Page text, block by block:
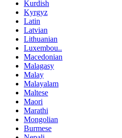
Kurdish
Kyrgyz
Latin
Latvian
Lithuanian
Luxembou..
Macedonian
Malagasy
Malay
Malayalam
Maltese
Maori
Marathi
Mongolian
Burmese